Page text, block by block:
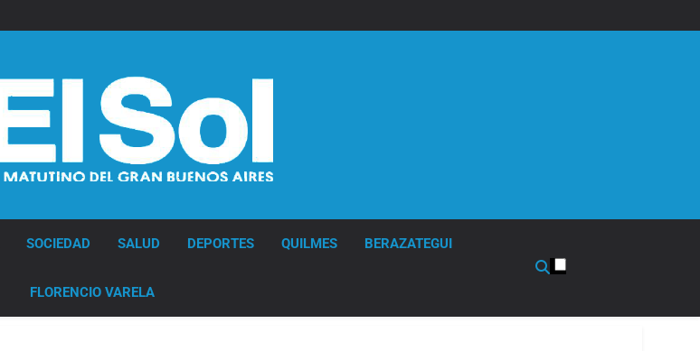
SOCIEDAD SALUD DEPORTES QUILMES BERAZATEGUI
FLORENCIO VARELA